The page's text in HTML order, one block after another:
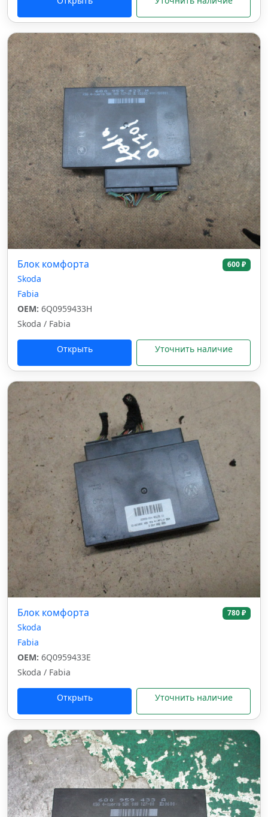
Блок комфорта 600 ₽
Skoda
Fabia
OEM: 6Q0959433H
Skoda / Fabia
Открыть Уточнить наличие
Блок комфорта 780 ₽
Skoda
Fabia
OEM: 6Q0959433E
Skoda / Fabia
Открыть Уточнить наличие